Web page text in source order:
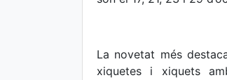
La novetat més
xiquetes i xiquets